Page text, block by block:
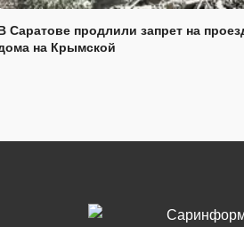
Саратове продлили запрет на
на Крымской